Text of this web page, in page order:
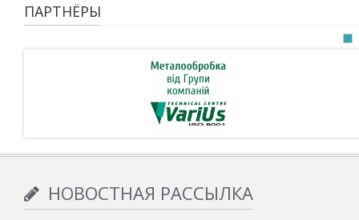
ПАРТНЁРЫ
НОВОСТНАЯ РАССЫЛКА